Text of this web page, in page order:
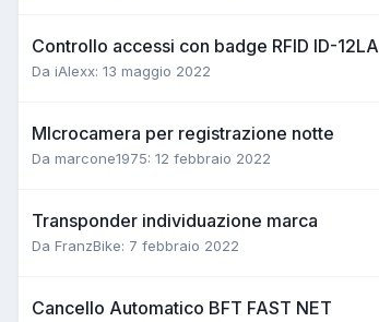
Controllo accessi con badge RFID ID-12LA
Da iAlexx: 13 maggio 2022
MIcrocamera per registrazione notte
Da marcone1975: 12 febbraio 2022
Transponder individuazione marca
Da FranzBike: 7 febbraio 2022
Cancello Automatico BFT FAST NET